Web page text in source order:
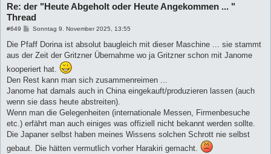
Re: der "Heute Abgeholt oder Heute Angekommen ... "
Thread
#649
B
i
r
a
g
Sonntag 9. November 2025, 13:55
Die Pfaff Dorina ist absolut baugleich mit dieser Maschine ... sie stammt
aus der Zeit der Gritzner Übernahme wo ja Gritzner schon mit Janome
kooperiert hat.
Den Rest kann man sich zusammenreimen ...
Janome hat damals auch in China eingekauft/produzieren lassen (auch
wenn sie dass heute abstreiten).
Wenn man die Gelegenheiten (internationale Messen, Firmenbesuche
etc.) erfährt man auch einiges was offiziell nicht bekannt werden sollte.
Die Japaner selbst haben meines Wissens solchen Schrott nie selbst
gebaut. Die hätten vermutlich vorher Harakiri gemacht.